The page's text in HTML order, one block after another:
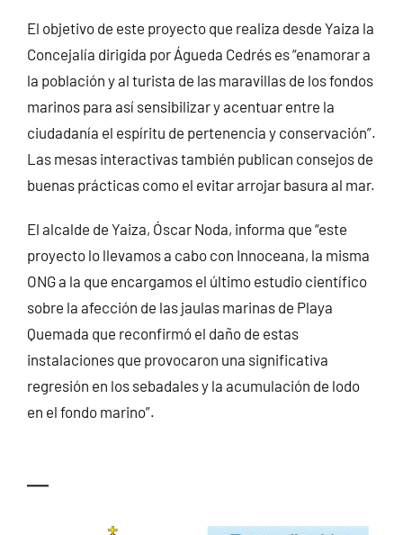
El objetivo de este proyecto que realiza desde Yaiza la
Concejalía dirigida por Águeda Cedrés es “enamorar a
la población y al turista de las maravillas de los fondos
marinos para así sensibilizar y acentuar entre la
ciudadanía el espíritu de pertenencia y conservación”.
Las mesas interactivas también publican consejos de
buenas prácticas como el evitar arrojar basura al mar.
El alcalde de Yaiza, Óscar Noda, informa que “este
proyecto lo llevamos a cabo con Innoceana, la misma
ONG a la que encargamos el último estudio científico
sobre la afección de las jaulas marinas de Playa
Quemada que reconfirmó el daño de estas
instalaciones que provocaron una significativa
regresión en los sebadales y la acumulación de lodo
en el fondo marino”.
—